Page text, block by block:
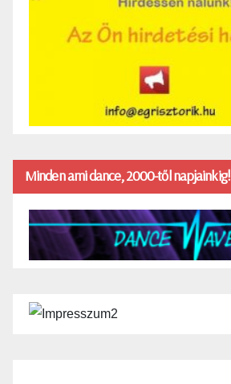
Minden ami dance, 2000-től napjainkig!